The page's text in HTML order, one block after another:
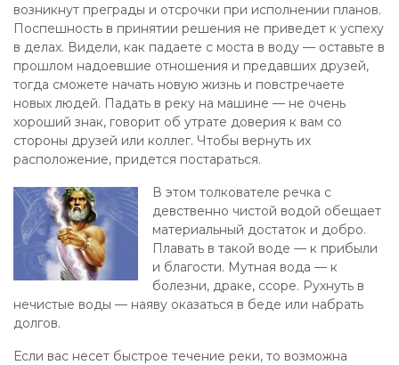
возникнут преграды и отсрочки при исполнении планов.
Поспешность в принятии решения не приведет к успеху
в делах. Видели, как падаете с моста в воду — оставьте в
прошлом надоевшие отношения и предавших друзей,
тогда сможете начать новую жизнь и повстречаете
новых людей. Падать в реку на машине — не очень
хороший знак, говорит об утрате доверия к вам со
стороны друзей или коллег. Чтобы вернуть их
расположение, придется постараться.
В этом толкователе речка с
девственно чистой водой обещает
материальный достаток и добро.
Плавать в такой воде — к прибыли
и благости. Мутная вода — к
болезни, драке, ссоре. Рухнуть в
нечистые воды — наяву оказаться в беде или набрать
долгов.
Если вас несет быстрое течение реки, то возможна